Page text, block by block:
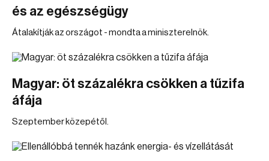
és az egészségügy
Átalakítják az országot - mondta a miniszterelnök.
Magyar: öt százalékra csökken a tűzifa
áfája
Szeptember közepétől.